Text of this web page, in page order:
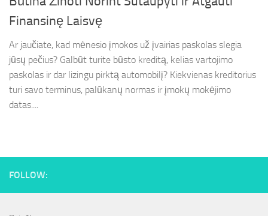
Finansinę Laisvę
Ar jaučiate, kad mėnesio įmokos už įvairias paskolas slegia
jūsų pečius? Galbūt turite būsto kreditą, kelias vartojimo
paskolas ir dar lizingu pirktą automobilį? Kiekvienas kreditorius
turi savo terminus, palūkanų normas ir įmokų mokėjimo
datas....
FOLLOW: